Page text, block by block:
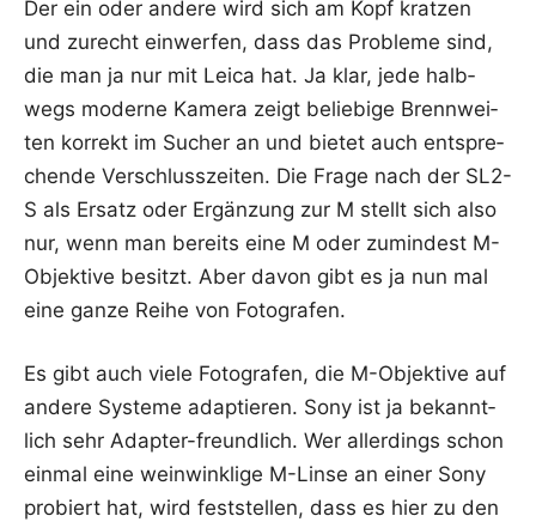
Der ein oder ande­re wird sich am Kopf krat­zen
und zurecht ein­wer­fen, dass das Pro­ble­me sind,
die man ja nur mit Lei­ca hat. Ja klar, jede halb­
wegs moder­ne Kame­ra zeigt belie­bi­ge Brenn­wei­
ten kor­rekt im Sucher an und bie­tet auch ent­spre­
chen­de Ver­schluss­zei­ten. Die Fra­ge nach der SL2-
S als Ersatz oder Ergän­zung zur M stellt sich also
nur, wenn man bereits eine M oder zumin­dest M-
Objek­ti­ve besitzt. Aber davon gibt es ja nun mal
eine gan­ze Rei­he von Fotografen.
Es gibt auch vie­le Foto­gra­fen, die M-Objek­ti­ve auf
ande­re Sys­te­me adap­tie­ren. Sony ist ja bekannt­
lich sehr Adap­ter-freund­lich. Wer aller­dings schon
ein­mal eine wein­wink­li­ge M-Lin­se an einer Sony
pro­biert hat, wird fest­stel­len, dass es hier zu den